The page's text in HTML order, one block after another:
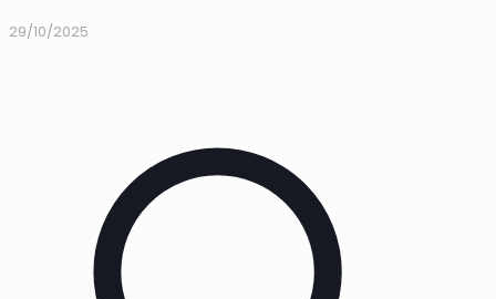
29/10/2025